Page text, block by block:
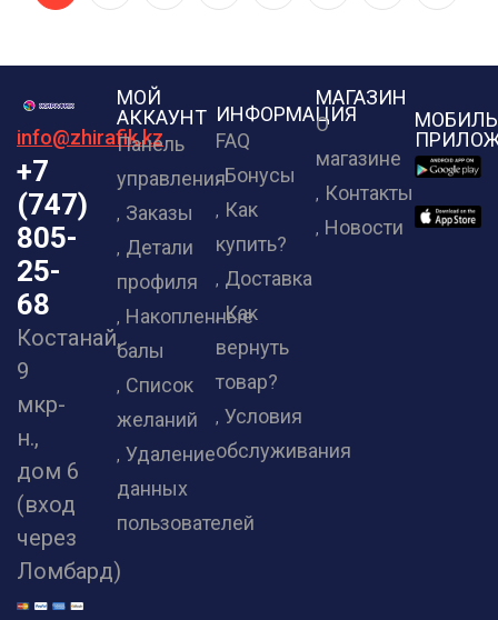
info@zhirafik.kz
+7
(747)
805-
25-
68
Костанай,
9
мкр-
н.,
дом 6
(вход
через
Ломбард)
МОЙ
АККАУНТ
Панель
управления
Заказы
Детали
профиля
Накопленные
балы
Список
желаний
Удаление
данных
пользователей
ИНФОРМАЦИЯ
FAQ
Бонусы
Как
купить?
Доставка
Как
вернуть
товар?
Условия
обслуживания
МАГАЗИН
О
магазине
Контакты
Новости